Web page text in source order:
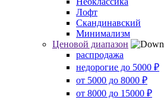
Лофт
Скандинавский
Минимализм
Ценовой диапазон
распродажа
недорогие до 5000 ₽
от 5000 до 8000 ₽
от 8000 до 15000 ₽